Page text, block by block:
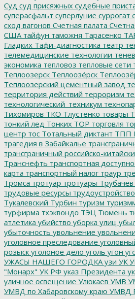
Суд суд присяжных судебные
суперасфальт суперлуние суррогат
сход вагонов Счетная палата
США тайфун таможня Тарасенко
Гладких Тафи-диагностика театр
телемедицинские технологии
экономика тепловоз тепловые сети
Теплоозерск Теплоозёрск
Теплоозерский цементный завод
территория действий терроризм
технологический_техникум
Тихомиров ТКО Тлустенко товары
тонкий лед Тонких ТОР торговля
центр тос Тотальный диктант ТПП
трагедия в Забайкалье
трансграничный российско-
Транснефть транспортная
карта транспортный налог траур
Тромса тротуар тротуары Трубачев
трудовые ресурсы трудоустройство
Тукалевский Турбин туризм
турфирма тхэквондо ТЭЦ Тюмень
атлетика убийство уборка улиц
убыточность увольнение
уголовное преследование
розыск уголоное дело уголь угон
УЖАСЫ НАШЕГО ГОРОДКА узи УК
"Монарх" УК РФ указ Президента
уличное освещение Улюкаев УМВ
УМВД по Хабаровскому краю УМВД